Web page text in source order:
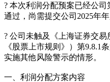
? 本次利润分配预案已经公
通过，尚需提交公司2025年年
? 公司未触及《上海证券交
《股票上市规则》）第9.8.1
实施其他风险警示的情形。
一、利润分配方案内容